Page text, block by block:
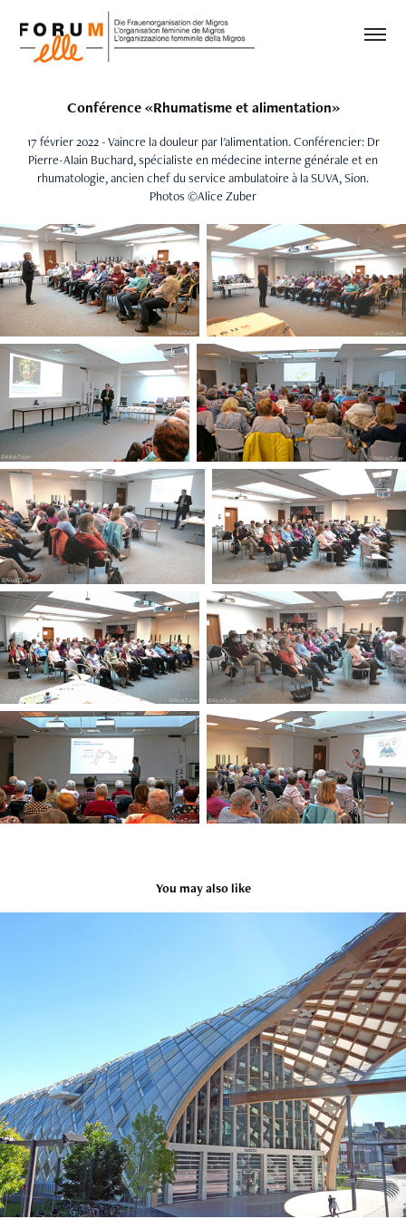
Conférence «Rhumatisme et alimentation»
17 février 2022 - Vaincre la douleur par l'alimentation. Conférencier: Dr
Pierre-Alain Buchard, spécialiste en médecine interne générale et en
rhumatologie, ancien chef du service ambulatoire à la SUVA, Sion.
Photos ©Alice Zuber
You may also like
Bienne, La Cité du Temps